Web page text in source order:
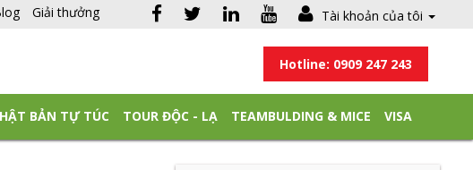
Giải thưởng Tài khoản của tôi
Hotline: 0909 247 243
BẢN TỰ TÚC TOUR ĐỘC - LẠ TEAMBULDING & MICE VISA